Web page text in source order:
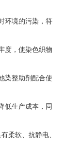
环境的污染，符
度，使染色织物
染整助剂配合使
低生产成本，同
柔软、抗静电、